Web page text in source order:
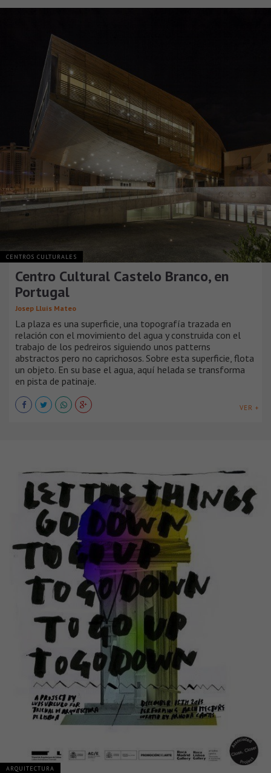
CENTROS CULTURALES
Centro Cultural Castelo Branco, en
Portugal
Josep Lluís Mateo
La plaza es una superficie, una topografía trazada en
relación con el movimiento del agua y construida con el
trabajo de los pedreiros siguiendo unos patterns
abstractos pero no caprichosos. Sobre esta superficie, flota
un objeto. En su base el agua, aquí helada se transforma
en pista de patinaje.
VER +
ARQUITECTURA